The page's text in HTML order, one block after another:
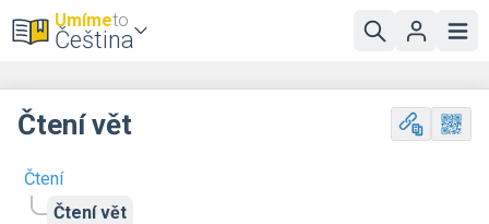
Umímeto
Čeština
Čtení
Čtení vět
Čtení vět